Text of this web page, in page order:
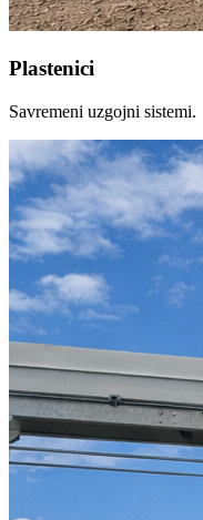
Plastenici
Savremeni uzgojni sistemi.